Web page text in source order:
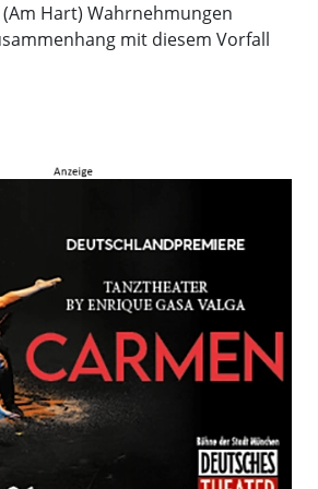
(Am Hart) Wahrnehmungen
mit diesem Vorfall